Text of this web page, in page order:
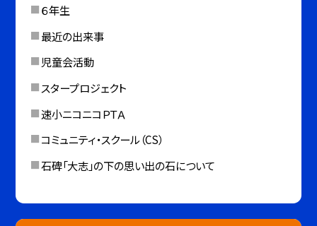
６年生
最近の出来事
児童会活動
スタープロジェクト
速小ニコニコＰＴＡ
コミュニティ・スクール（CS）
石碑「大志」の下の思い出の石について